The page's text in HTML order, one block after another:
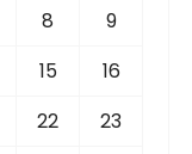
8
9
15
16
22
23